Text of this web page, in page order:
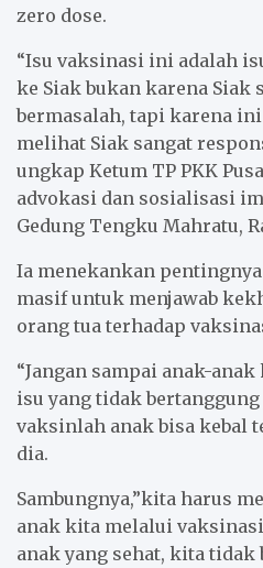
zero dose.
“Isu vaksinasi ini adalah
ke Siak bukan karena Siak
bermasalah, tapi karena
melihat Siak sangat
ungkap Ketum TP PKK
advokasi dan sosialisasi
Gedung Tengku Mahratu,
Ia menekankan
masif untuk menjawab
orang tua terhadap
“Jangan sampai anak-
isu yang tidak bertanggung
vaksinlah anak bisa kebal
dia.
Sambungnya,”kita harus
anak kita melalui
anak yang sehat, kita tidak